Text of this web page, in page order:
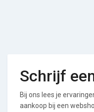
Schrijf
Bij ons lees je
aankoop bij een